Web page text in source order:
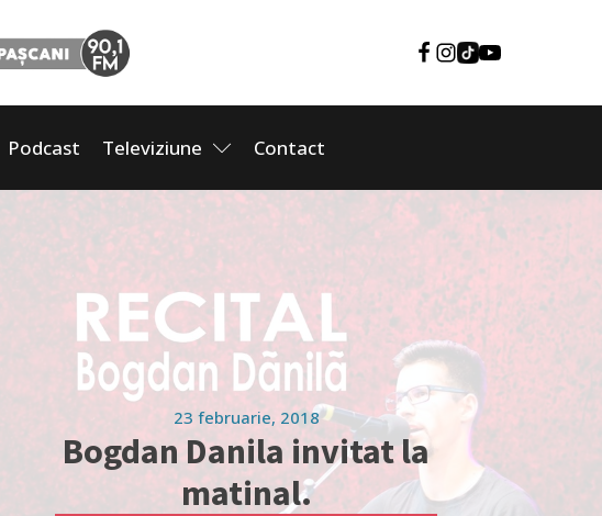
Podcast Televiziune Contact
23 februarie, 2018
Bogdan Danila invitat la
matinal.